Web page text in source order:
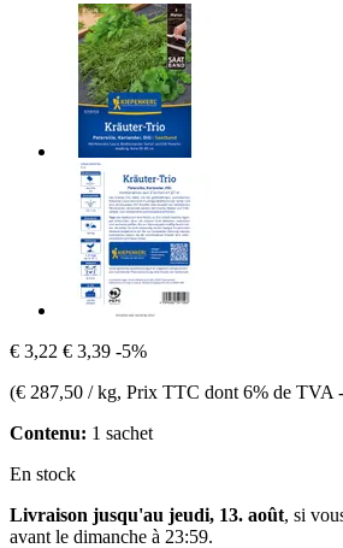
€ 3,22 € 3,39 -5%
(€ 287,50 / kg, Prix TTC dont 6% de TVA -
Contenu: 1 sachet
En stock
Livraison jusqu'au jeudi, 13. août, si
avant le dimanche à 23:59.